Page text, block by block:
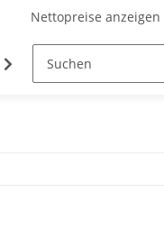
Nettopreise anzeigen
Zubehör